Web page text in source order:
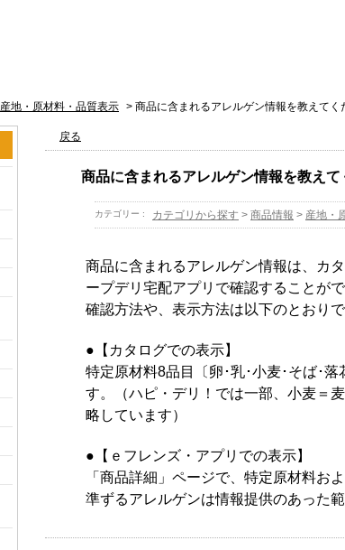
産地・原材料・品質表示 > 商品に含まれるアレルゲン情報を教えてく
戻る
商品に含まれるアレルゲン情報を教えて
カテゴリー : カテゴリから探す > 商品情報 > 産地・
商品に含まれるアレルゲン情報は、カ
ープデリ宅配アプリで確認することがで
確認方法や、表示方法は以下のとおりで
●【カタログでの表示】
特定原材料8品目〔卵･乳･小麦･そば･
す。（ハピ・デリ！では一部、小麦＝
略しています）
●【ｅフレンズ・アプリでの表示】
「商品詳細」ページで、特定原材料お
準ずるアレルゲンは情報提供のあった